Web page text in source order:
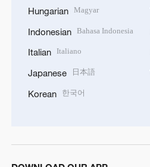
Hungarian Magyar
Indonesian Bahasa Indonesia
Italian Italiano
Japanese 日本語
Korean 한국어